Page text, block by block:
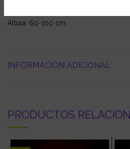
Altura: 60-100 cm
INFORMACIÓN ADICIONAL
PRODUCTOS